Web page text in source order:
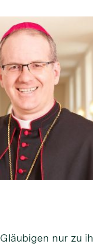
Gläubigen nur zu